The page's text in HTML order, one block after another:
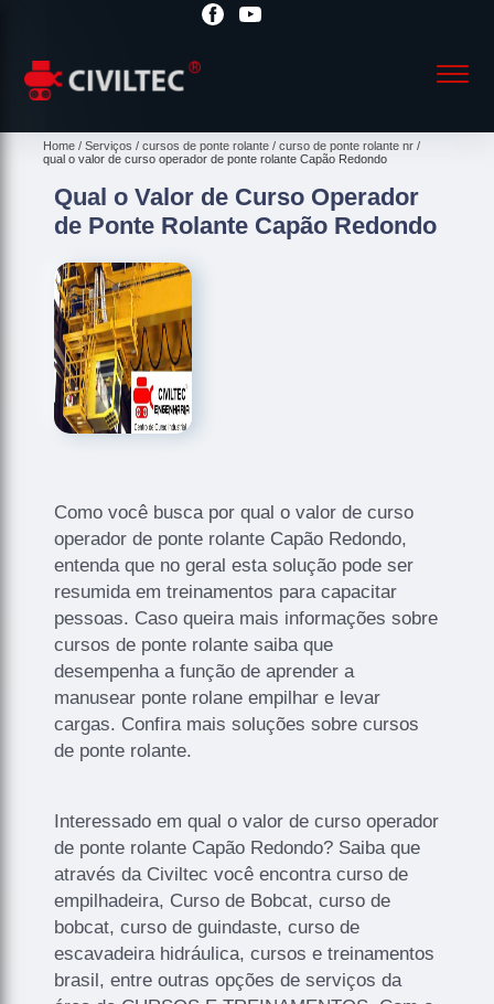
Home Serviços cursos de ponte rolante
curso de ponte rolante nr
qual o valor de curso operador de ponte rolante Capão Redondo
Qual o Valor de Curso Operador
de Ponte Rolante Capão Redondo
Como você busca por qual o valor de curso
operador de ponte rolante Capão Redondo,
entenda que no geral esta solução pode ser
resumida em treinamentos para capacitar
pessoas. Caso queira mais informações sobre
cursos de ponte rolante saiba que
desempenha a função de aprender a
manusear ponte rolane empilhar e levar
cargas. Confira mais soluções sobre cursos
de ponte rolante.
Interessado em qual o valor de curso operador
de ponte rolante Capão Redondo? Saiba que
através da Civiltec você encontra curso de
empilhadeira, Curso de Bobcat, curso de
bobcat, curso de guindaste, curso de
escavadeira hidráulica, cursos e treinamentos
brasil, entre outras opções de serviços da